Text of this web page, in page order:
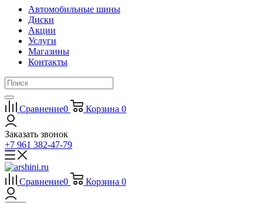
Автомобильные шины
Диски
Акции
Услуги
Магазины
Контакты
Сравнение0 Корзина 0
Заказать звонок
+7 961 382-47-79
Сравнение0 Корзина 0